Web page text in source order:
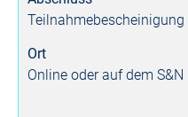
Teilnahme­bescheinigung
Ort
Online oder auf dem